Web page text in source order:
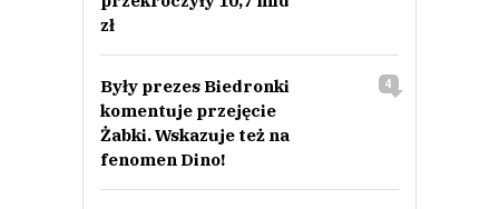
zł
Były prezes Biedronki
komentuje przejęcie
Żabki. Wskazuje też na
fenomen Dino!
4